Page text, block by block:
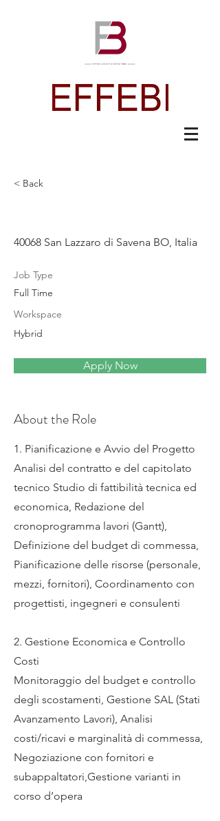
< Back
40068 San Lazzaro di Savena BO, Italia
Job Type
Full Time
Workspace
Hybrid
Apply Now
About the Role
1. Pianificazione e Avvio del Progetto
Analisi del contratto e del capitolato
tecnico Studio di fattibilità tecnica ed
economica, Redazione del
cronoprogramma lavori (Gantt),
Definizione del budget di commessa,
Pianificazione delle risorse (personale,
mezzi, fornitori), Coordinamento con
progettisti, ingegneri e consulenti
2. Gestione Economica e Controllo
Costi
Monitoraggio del budget e controllo
degli scostamenti, Gestione SAL (Stati
Avanzamento Lavori), Analisi
costi/ricavi e marginalità di commessa,
Negoziazione con fornitori e
subappaltatori,Gestione varianti in
corso d’opera